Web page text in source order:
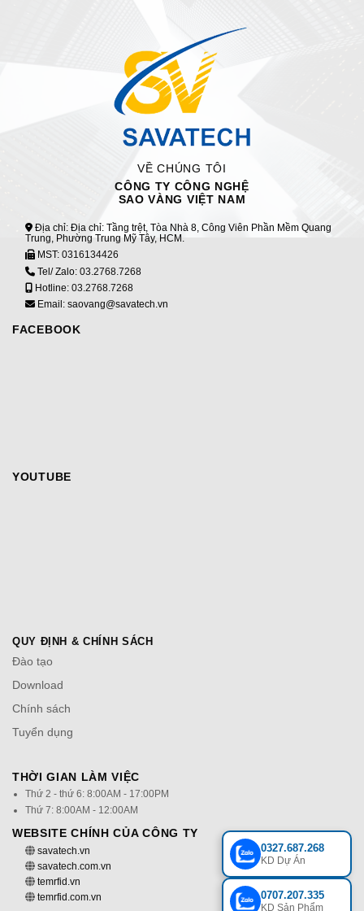
VỀ CHÚNG TÔI
CÔNG TY CÔNG NGHỆ
SAO VÀNG VIỆT NAM
Địa chỉ: Địa chỉ: Tầng trệt, Tòa Nhà 8, Công Viên Phần Mềm Quang
Trung, Phường Trung Mỹ Tây, HCM.
MST: 0316134426
Tel/ Zalo: 03.2768.7268
Hotline: 03.2768.7268
Email: saovang@savatech.vn
FACEBOOK
YOUTUBE
QUY ĐỊNH & CHÍNH SÁCH
Đào tạo
Download
Chính sách
Tuyển dụng
THỜI GIAN LÀM VIỆC
Thứ 2 - thứ 6: 8:00AM - 17:00PM
Thứ 7: 8:00AM - 12:00AM
WEBSITE CHÍNH CỦA CÔNG TY
savatech.vn
savatech.com.vn
temrfid.vn
temrfid.com.vn
0327.687.268
KD Dự Án
0707.207.335
KD Sản Phẩm